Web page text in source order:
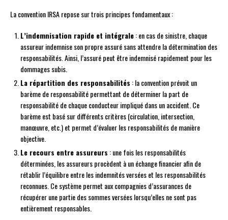
La convention IRSA repose sur trois principes fondamentaux :
L’indemnisation rapide et intégrale: en cas de sinistre, chaque
assureur indemnise son propre assuré sans attendre la détermination des
responsabilités. Ainsi, l’assuré peut être indemnisé rapidement pour les
dommages subis.
La répartition des responsabilités : la convention prévoit un
barème de responsabilité permettant de déterminer la part de
responsabilité de chaque conducteur impliqué dans un accident. Ce
barème est basé sur différents critères (circulation, intersection,
manœuvre, etc.) et permet d’évaluer les responsabilités de manière
objective.
Le recours entre assureurs : une fois les responsabilités
déterminées, les assureurs procèdent à un échange financier afin de
rétablir l’équilibre entre les indemnités versées et les responsabilités
reconnues. Ce système permet aux compagnies d’assurances de
récupérer une partie des sommes versées lorsqu’elles ne sont pas
entièrement responsables.